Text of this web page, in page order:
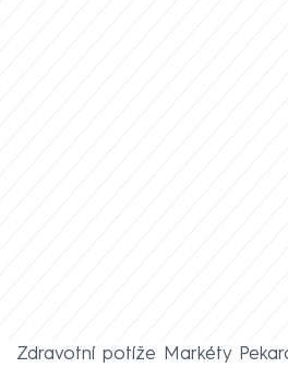
Zdravotní potíže Markéty